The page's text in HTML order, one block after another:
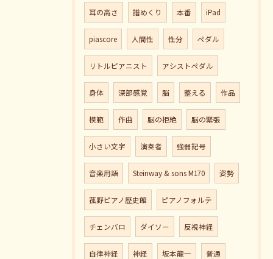
耳の高さ 譜めくり 本番 iPad
piascore 人間性 性分 ペダル
リトルピアニスト アシストペダル
身体 深部感覚 脳 整える 作品
模範 作曲 脳の拒絶 脳の緊張
小さい文字 演奏者 強弱記号
音楽用語 Steinway & sons M170 姿勢
菰野ピアノ歴史館 ピアノフォルテ
チェンバロ ダイソー 反視神経
自律神経 神経 坂本龍一 普通